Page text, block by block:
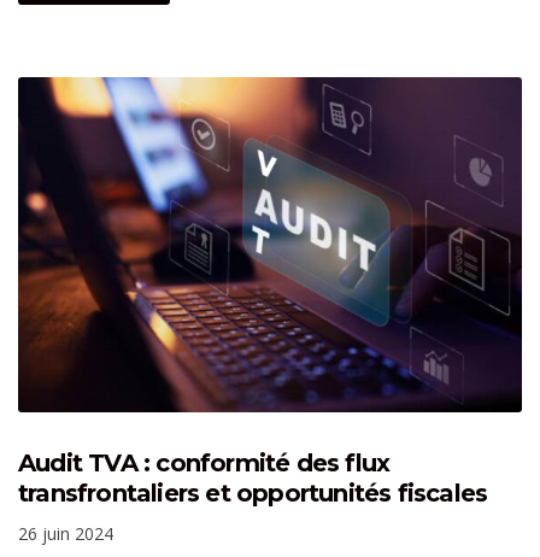
Audit TVA : conformité des flux
transfrontaliers et opportunités fiscales
26 juin 2024